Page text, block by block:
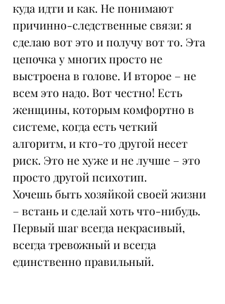
куда идти и как. Не понимают
причинно-следственные связи: я
сделаю вот это и получу вот то. Эта
цепочка у многих просто не
выстроена в голове. И второе – не
всем это надо. Вот честно! Есть
женщины, которым комфортно в
системе, когда есть четкий
алгоритм, и кто-то другой несет
риск. Это не хуже и не лучше – это
просто другой психотип.
Хочешь быть хозяйкой своей жизни
– встань и сделай хоть что-нибудь.
Первый шаг всегда некрасивый,
всегда тревожный и всегда
единственно правильный.